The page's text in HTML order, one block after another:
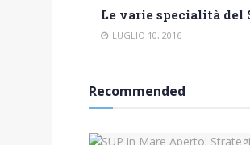
Le varie specialità del
LUGLIO 10, 2016
Recommended